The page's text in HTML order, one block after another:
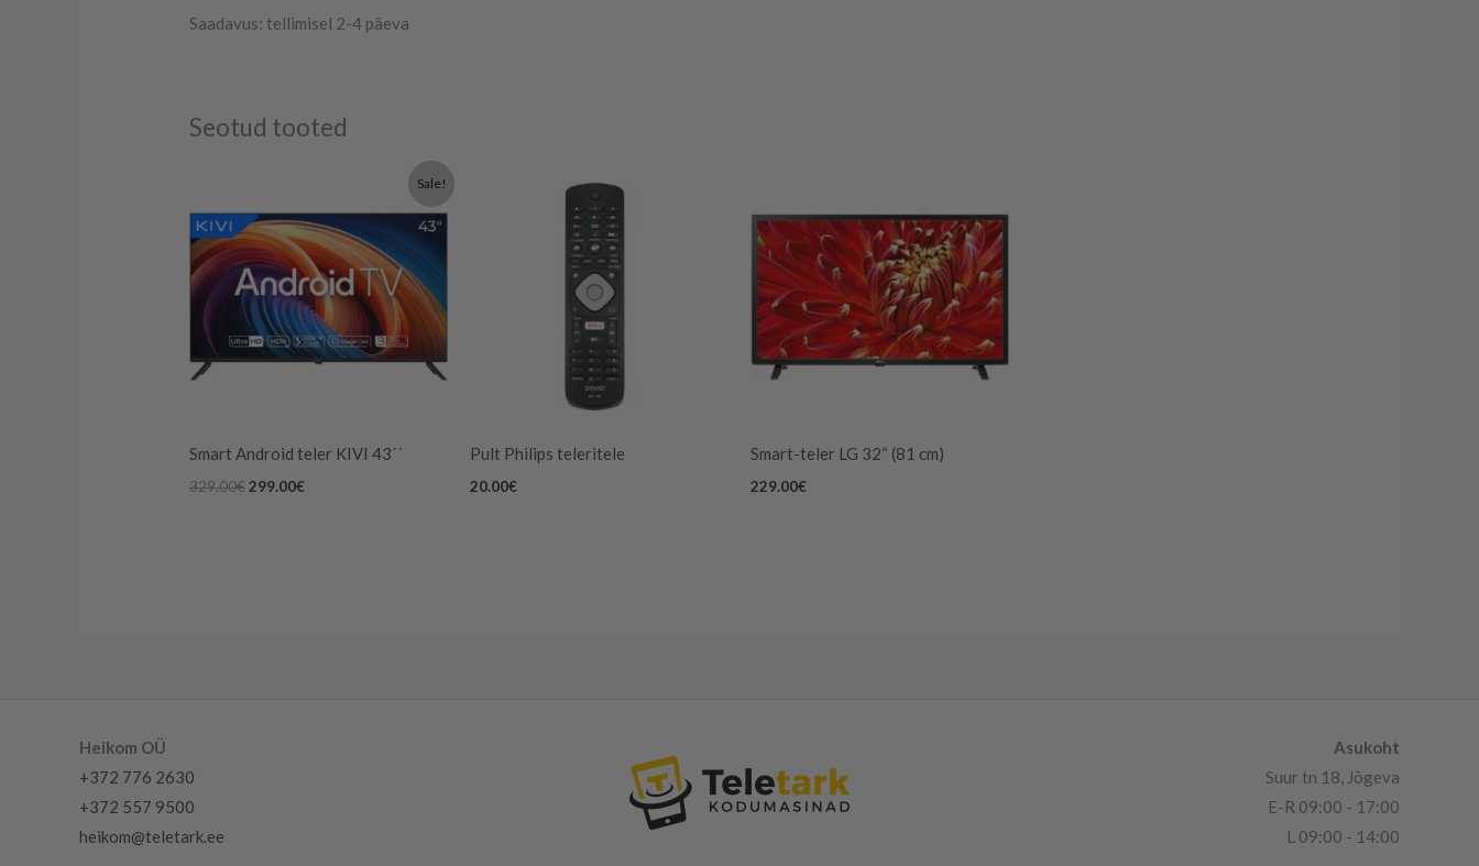
Saadavus: tellimisel 2-4 päeva
Seotud tooted
Sale!
Smart Android teler KIVI 43´´
329.00€
oli:
329.00€.
299.00€
on:
299.00€.
Pult Philips teleritele
20.00€
Smart-teler LG 32“ (81 cm)
229.00€
Heikom OÜ
+372 776 2630
+372 557 9500
heikom@teletark.ee
Asukoht
Suur tn 18, Jõgeva
E-R 09:00 - 17:00
L 09:00 - 14:00